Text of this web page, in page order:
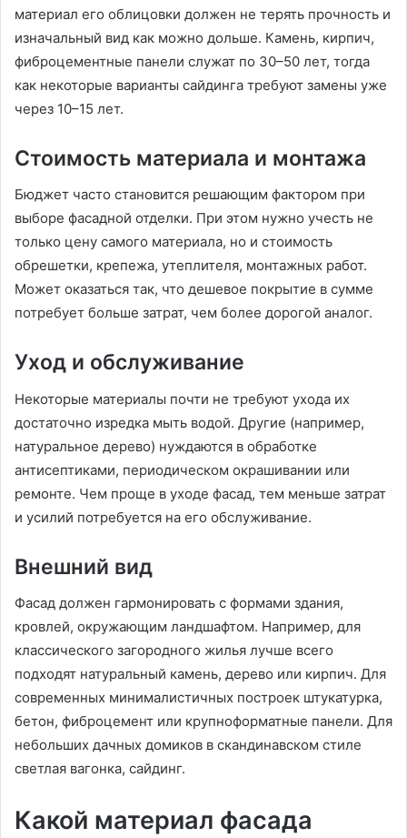
материал его облицовки должен не терять прочность и
изначальный вид как можно дольше. Камень, кирпич,
фиброцементные панели служат по 30–50 лет, тогда
как некоторые варианты сайдинга требуют замены уже
через 10–15 лет.
Стоимость материала и монтажа
Бюджет часто становится решающим фактором при
выборе фасадной отделки. При этом нужно учесть не
только цену самого материала, но и стоимость
обрешетки, крепежа, утеплителя, монтажных работ.
Может оказаться так, что дешевое покрытие в сумме
потребует больше затрат, чем более дорогой аналог.
Уход и обслуживание
Некоторые материалы почти не требуют ухода их
достаточно изредка мыть водой. Другие (например,
натуральное дерево) нуждаются в обработке
антисептиками, периодическом окрашивании или
ремонте. Чем проще в уходе фасад, тем меньше затрат
и усилий потребуется на его обслуживание.
Внешний вид
Фасад должен гармонировать с формами здания,
кровлей, окружающим ландшафтом. Например, для
классического загородного жилья лучше всего
подходят натуральный камень, дерево или кирпич. Для
современных минималистичных построек штукатурка,
бетон, фиброцемент или крупноформатные панели. Для
небольших дачных домиков в скандинавском стиле
светлая вагонка, сайдинг.
Какой материал фасада